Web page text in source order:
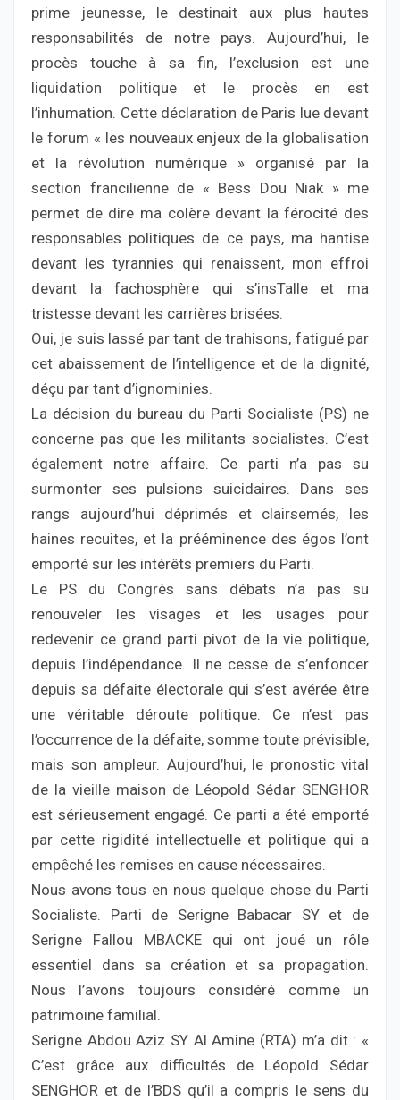
prime jeunesse, le destinait aux plus hautes
responsabilités de notre pays. Aujourd’hui, le
procès touche à sa fin, l’exclusion est une
liquidation politique et le procès en est
l’inhumation. Cette déclaration de Paris lue devant
le forum « les nouveaux enjeux de la globalisation
et la révolution numérique » organisé par la
section francilienne de « Bess Dou Niak » me
permet de dire ma colère devant la férocité des
responsables politiques de ce pays, ma hantise
devant les tyrannies qui renaissent, mon effroi
devant la fachosphère qui s’insTalle et ma
tristesse devant les carrières brisées.
Oui, je suis lassé par tant de trahisons, fatigué par
cet abaissement de l’intelligence et de la dignité,
déçu par tant d’ignominies.
La décision du bureau du Parti Socialiste (PS) ne
concerne pas que les militants socialistes. C’est
également notre affaire. Ce parti n’a pas su
surmonter ses pulsions suicidaires. Dans ses
rangs aujourd’hui déprimés et clairsemés, les
haines recuites, et la prééminence des égos l’ont
emporté sur les intérêts premiers du Parti.
Le PS du Congrès sans débats n’a pas su
renouveler les visages et les usages pour
redevenir ce grand parti pivot de la vie politique,
depuis l’indépendance. Il ne cesse de s’enfoncer
depuis sa défaite électorale qui s’est avérée être
une véritable déroute politique. Ce n’est pas
l’occurrence de la défaite, somme toute prévisible,
mais son ampleur. Aujourd’hui, le pronostic vital
de la vieille maison de Léopold Sédar SENGHOR
est sérieusement engagé. Ce parti a été emporté
par cette rigidité intellectuelle et politique qui a
empêché les remises en cause nécessaires.
Nous avons tous en nous quelque chose du Parti
Socialiste. Parti de Serigne Babacar SY et de
Serigne Fallou MBACKE qui ont joué un rôle
essentiel dans sa création et sa propagation.
Nous l’avons toujours considéré comme un
patrimoine familial.
Serigne Abdou Aziz SY Al Amine (RTA) m’a dit : «
C’est grâce aux difficultés de Léopold Sédar
SENGHOR et de l’BDS qu’il a compris le sens du